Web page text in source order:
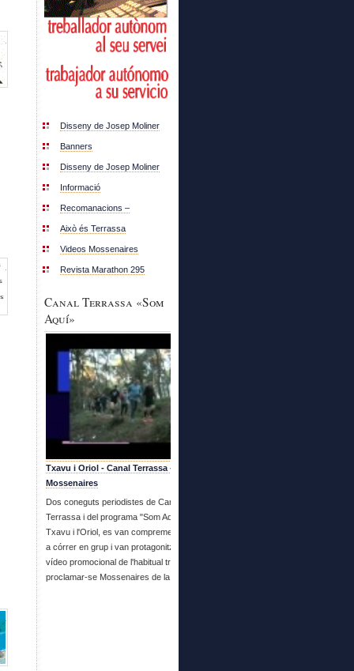
Disseny de Josep Moliner
Banners
Disseny de Josep Moliner
Informació
Recomanacions –
Això és Terrassa
Videos Mossenaires
Revista Marathon 295
Canal Terrassa «Som
Aquí»
Txavu i Oriol - Canal Terrassa - Es fan
Mossenaires
Dos coneguts periodistes de Canal
Terrassa i del programa "Som Aquí", en
Txavu i l'Oriol, es van compremetre a venir
a córrer en grup i van protagonitzar aquest
vídeo promocional de l'habitual trobada i
proclamar-se Mossenaires de la setmana.